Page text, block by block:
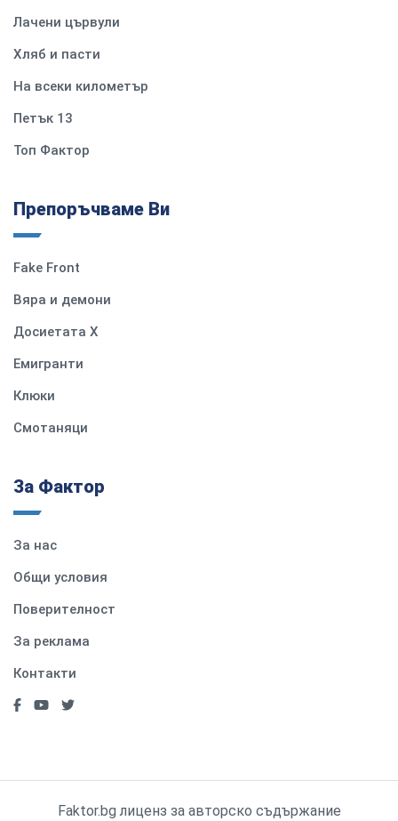
Лачени цървули
Хляб и пасти
На всеки километър
Петък 13
Топ Фактор
Препоръчваме Ви
Fake Front
Вяра и демони
Досиетата Х
Емигранти
Клюки
Смотаняци
За Фактор
За нас
Общи условия
Поверителност
За реклама
Контакти
Faktor.bg лиценз за авторско съдържание